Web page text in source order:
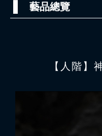
藝品總覽
【人階】